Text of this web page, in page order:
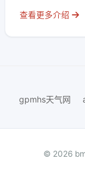
查看更多介绍
gpmhs天气网
© 2026